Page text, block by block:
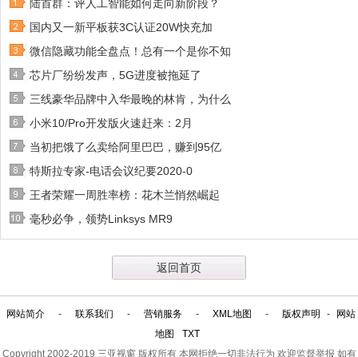
陆首群：评人工智能如何走向新阶段？
国内又一新平板获3C认证20W快充加
微信隐藏功能全盘点！总有一个是你不知
芯片厂纷纷发声，5G进度被拖延了
三线豪华品牌中入华最晚的林肯，为什么
小米10/Pro开发版火速赶来：2月
当初把饿了么卖给阿里巴巴，赚到95亿
特斯拉专家-电话会议纪要2020-0
王者荣耀一周胜率榜：花木兰悄然崛起
毫秒必争，领势Linksys MR9
返回首页
网站简介 - 联系我们 - 营销服务 - XML地图 - 版权声明 -
网站
地图
TXT
Copyright 2002-2019 三亚视窗版权所有 本网拒绝一切非法行为 欢迎监督举报 如有